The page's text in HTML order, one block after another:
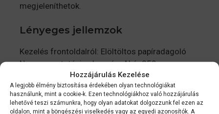
Hozzájárulás Kezelése
A legjobb élmény biztosítása érdekében olyan technológiákat
használunk, mint a cookie-k. Ezen technológiákhoz való hozzájárulás
lehetővé teszi számunkra, hogy olyan adatokat dolgozzunk fel ezen az
oldalon, mint a böngészési viselkedés vagy az egyedi azonosítók. A
megjeleníthetok.
Lényeges jellemzok
Kezelés frontoldalról: Elöltöltos papíradagoló
Nagy nyomtatási sebesség: Akár 250 mm
másodpercenként
Kis helyigény: Könnyen elfér a legtöbb pult alatt
Szürkeárnyalatos nyomtatás: Logók és képek